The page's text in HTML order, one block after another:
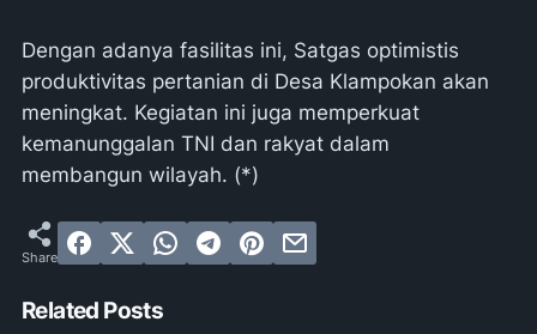
Dengan adanya fasilitas ini, Satgas optimistis
produktivitas pertanian di Desa Klampokan akan
meningkat. Kegiatan ini juga memperkuat
kemanunggalan TNI dan rakyat dalam
membangun wilayah. (*)
Related Posts